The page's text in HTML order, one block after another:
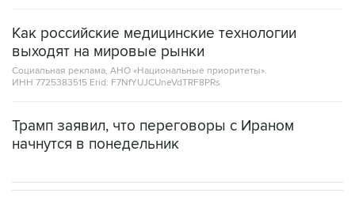
Как российские медицинские технологии
выходят на мировые рынки
Социальная реклама, АНО «Национальные приоритеты».
ИНН 7725383515 Erid: F7NfYUJCUneVdTRF8PRs
Трамп заявил, что переговоры с Ираном
начнутся в понедельник